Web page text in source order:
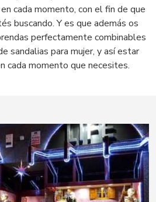
cada momento, con el fin de que
buscando. Y es que además os
perfectamente combinables
sandalias para mujer, y así estar
cada momento que necesites.